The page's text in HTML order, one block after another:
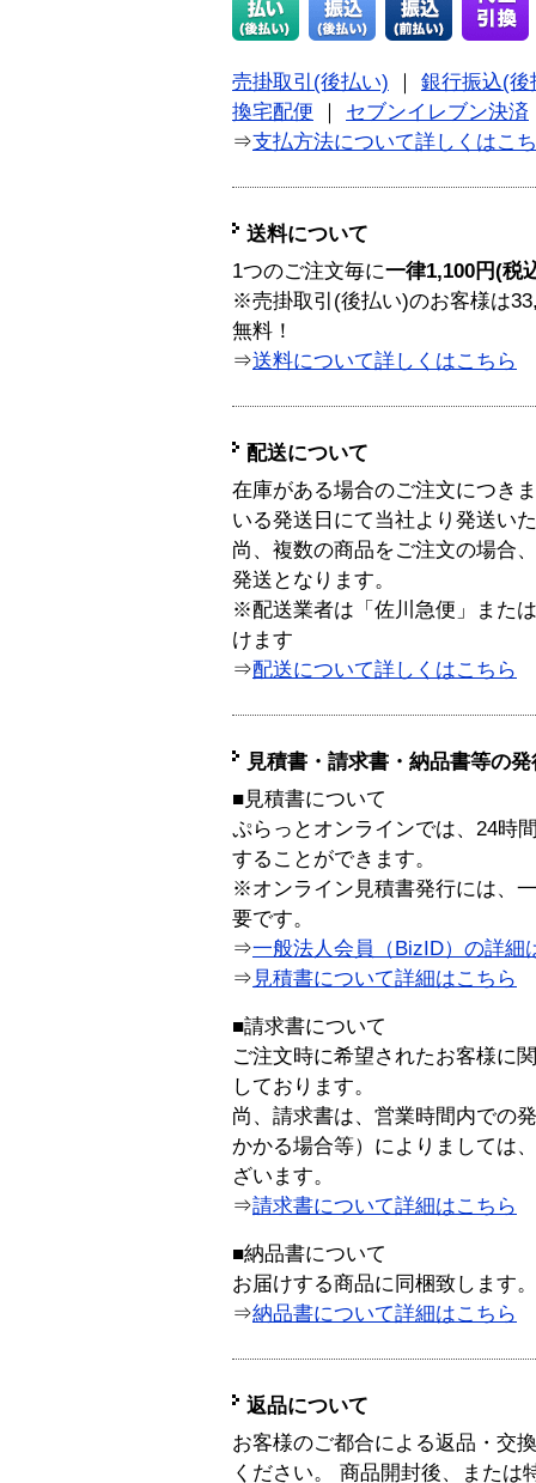
売掛取引(後払い)
銀行振込(後
換宅配便
セブンイレブン決済
⇒支払方法について詳しくはこ
送料について
1つのご注文毎に一律1,100円(税
※売掛取引(後払い)のお客様は
無料！
⇒送料について詳しくはこちら
配送について
在庫がある場合のご注文につき
いる発送日にて当社より発送い
尚、複数の商品をご注文の場合
発送となります。
※配送業者は「佐川急便」また
けます
⇒配送について詳しくはこちら
見積書・請求書・納品書等の
■見積書について
ぷらっとオンラインでは、24時
することができます。
※オンライン見積書発行には、
要です。
⇒一般法人会員（BizID）の詳細
⇒ 見積書について詳細はこちら
■請求書について
ご注文時に希望されたお客様に
しております。
尚、請求書は、営業時間内での
かかる場合等）によりましては
ざいます。
⇒請求書について詳細はこちら
■納品書について
お届けする商品に同梱致します。
⇒納品書について詳細はこちら
返品について
お客様のご都合による返品・交
ください。 商品開封後、または